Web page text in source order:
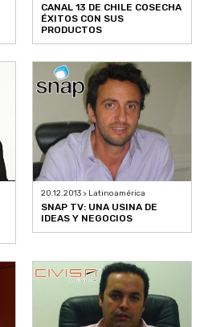
CANAL 13 DE CHILE COSECHA
ÉXITOS CON SUS
PRODUCTOS
20.12.2013 > Latinoamérica
SNAP TV: UNA USINA DE
IDEAS Y NEGOCIOS